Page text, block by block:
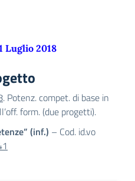
Luglio 2018
. Potenz. compet. di base in
form. (due progetti).
(inf.) – Cod. id.vo